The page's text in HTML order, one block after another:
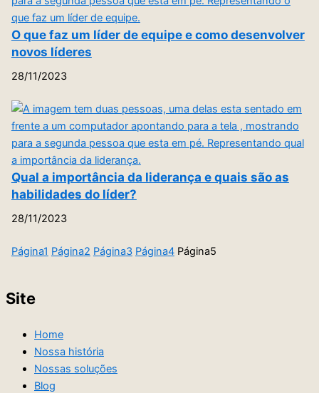
O que faz um líder de equipe e como desenvolver
novos líderes
28/11/2023
Qual a importância da liderança e quais são as
habilidades do líder?
28/11/2023
Página1 Página2 Página3 Página4 Página5
Site
Home
Nossa história
Nossas soluções
Blog